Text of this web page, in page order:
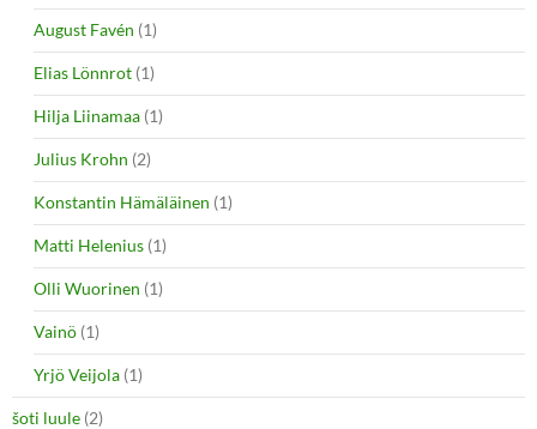
August Favén (1)
Elias Lönnrot (1)
Hilja Liinamaa (1)
Julius Krohn (2)
Konstantin Hämäläinen (1)
Matti Helenius (1)
Olli Wuorinen (1)
Vainö (1)
Yrjö Veijola (1)
šoti luule (2)